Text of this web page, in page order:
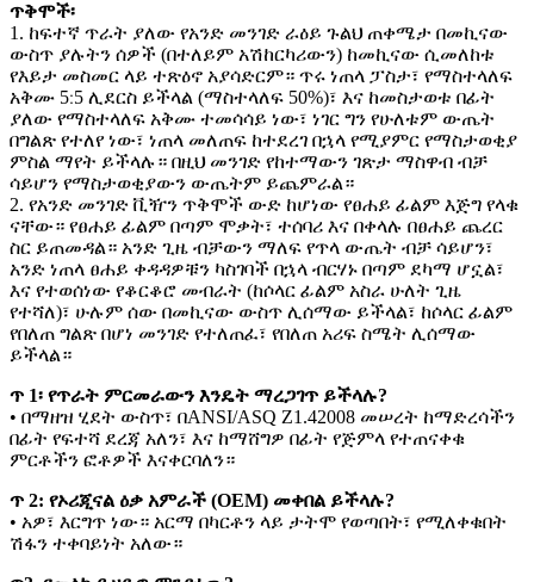
ጥቅሞች፡
1. ከፍተኛ ጥራት ያለው የአንድ መንገድ ራዕይ ጉልህ ጠቀሜታ በመኪናው
ውስጥ ያሉትን ሰዎች (በተለይም አሽከርካሪውን) ከመኪናው ሲመለከቱ
የእይታ መስመር ላይ ተጽዕኖ አያሳድርም። ጥሩ ነጠላ ፓስታ፣ የማስተላለፍ
አቅሙ 5∶5 ሊደርስ ይችላል (ማስተላለፍ 50%)፣ እና ከመስታወቱ በፊት
ያለው የማስተላለፍ አቅሙ ተመሳሳይ ነው፣ ነገር ግን የሁለቱም ውጤት
በግልጽ የተለየ ነው፣ ነጠላ መለጠፍ ከተደረገ በኋላ የሚያምር የማስታወቂያ
ምስል ማየት ይችላሉ። በዚህ መንገድ የከተማውን ገጽታ ማስዋብ ብቻ
ሳይሆን የማስታወቂያውን ውጤትም ይጨምራል።
2. የአንድ መንገድ ቪዥን ጥቅሞች ውድ ከሆነው የፀሐይ ፊልም እጅግ የላቁ
ናቸው። የፀሐይ ፊልም በጣም ሞቃት፣ ተሰባሪ እና በቀላሉ በፀሐይ ጨረር
ስር ይጠመዳል። አንድ ጊዜ ብቻውን ማለፍ የጥላ ውጤት ብቻ ሳይሆን፣
አንድ ነጠላ ፀሐይ ቀዳዳዎቹን ካስገባች በኋላ ብርሃኑ በጣም ደካማ ሆኗል፣
እና የተወሰነው የቆርቆሮ መብራት (ከሶላር ፊልም አስራ ሁለት ጊዜ
የተሻለ)፣ ሁሉም ሰው በመኪናው ውስጥ ሊሰማው ይችላል፣ ከሶላር ፊልም
የበለጠ ግልጽ በሆነ መንገድ የተለጠፈ፣ የበለጠ አሪፍ ስሜት ሊሰማው
ይችላል።
ጥ 1፡ የጥራት ምርመራውን እንዴት ማረጋገጥ ይችላሉ?
• በማዘዝ ሂደት ውስጥ፣ በANSI/ASQ Z1.42008 መሠረት ከማድረሳችን
በፊት የፍተሻ ደረጃ አለን፣ እና ከማሸግዎ በፊት የጅምላ የተጠናቀቁ
ምርቶችን ፎቶዎች እናቀርባለን።
ጥ 2: የኦሪጂናል ዕቃ አምራች (OEM) መቀበል ይችላሉ?
• አዎ፣ እርግጥ ነው። አርማ በካርቶን ላይ ታትሞ የወጣበት፣ የሚለቀቁበት
ሽፋን ተቀባይነት አለው።